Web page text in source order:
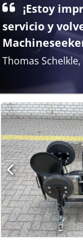
¡Estoy
servicio y
Thomas